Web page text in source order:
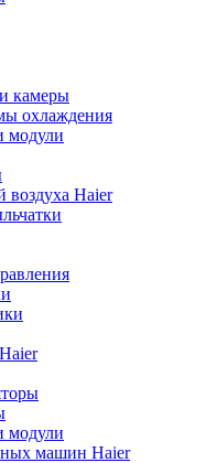
камеры
охлаждения
модули
воздуха Haier
модули
машин Haier